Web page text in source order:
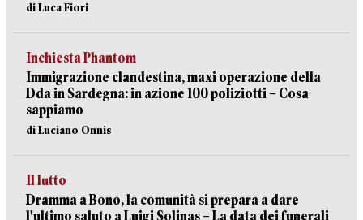
di Luca Fiori
Inchiesta Phantom
Immigrazione clandestina, maxi operazione della
Dda in Sardegna: in azione 100 poliziotti – Cosa
sappiamo
di Luciano Onnis
Il lutto
Dramma a Bono, la comunità si prepara a dare
l'ultimo saluto a Luigi Solinas – La data dei funerali